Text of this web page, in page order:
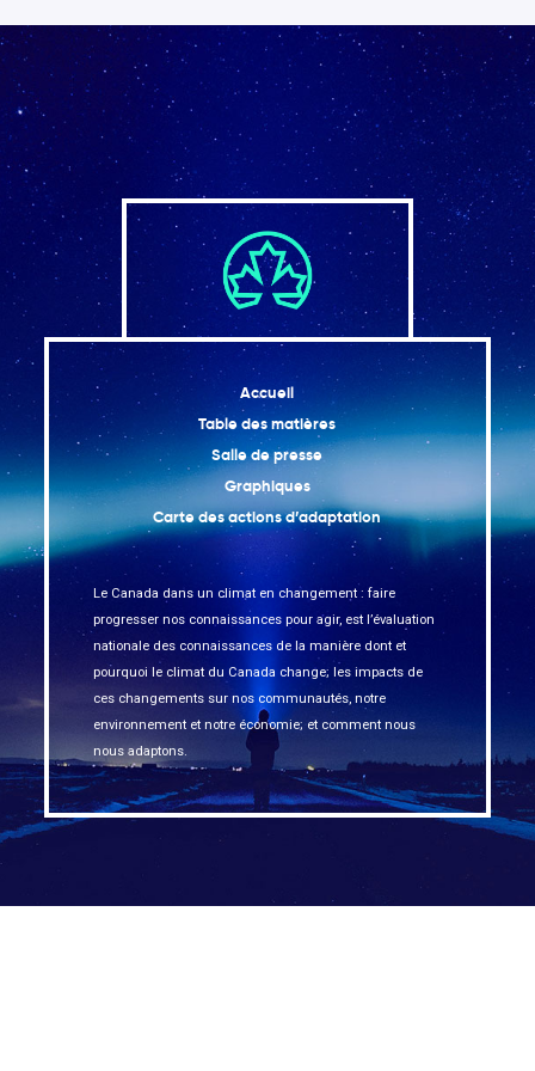
Accueil
Table des matières
Salle de presse
Graphiques
Carte des actions d’adaptation
Le Canada dans un climat en changement : faire
progresser nos connaissances pour agir, est l’évaluation
nationale des connaissances de la manière dont et
pourquoi le climat du Canada change; les impacts de
ces changements sur nos communautés, notre
environnement et notre économie; et comment nous
nous adaptons.
observeront des gains et des pertes
2.9
Les secteurs de l’énergie, de la foresterie et de
l’exploitation minière seront particulièrement
affectés par les changements climatiques
Le tourisme et les secteurs financiers
ressentent les impacts des changements
climatiques
2.11 Aller de l’avant
2.12
Conclusion
Références